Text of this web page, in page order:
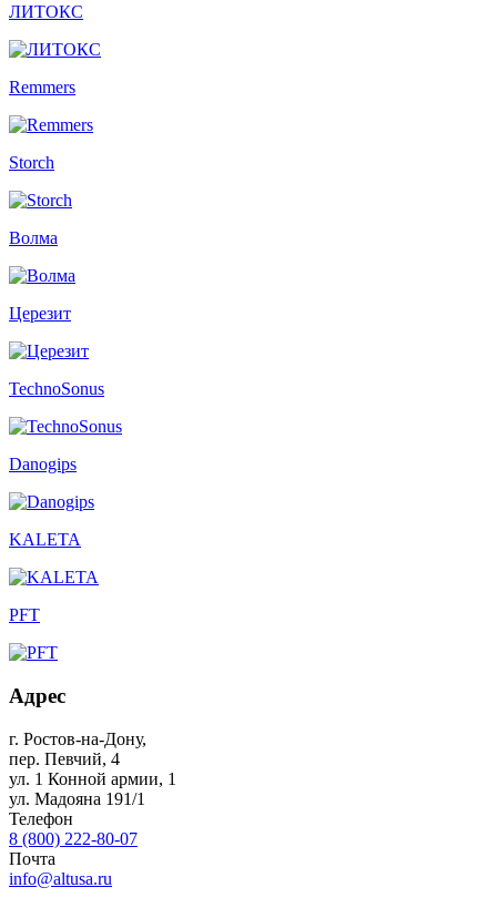
ЛИТОКС
Remmers
Storch
Волма
Церезит
TechnoSonus
Danogips
KALETA
PFT
Адрес
г. Ростов-на-Дону,
пер. Певчий, 4
ул. 1 Конной армии, 1
ул. Мадояна 191/1
Телефон
8 (800) 222-80-07
Почта
info@altusa.ru